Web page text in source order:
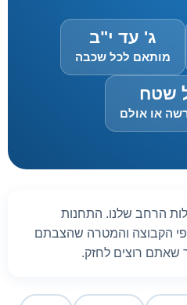
ג' עד י"ב
מותאם לכל שכבה
שטח
או אולם
הרחב שלנו. התחנות
הקבוצה והמטרה שהצבתם
שאתם רוצים לחזק.